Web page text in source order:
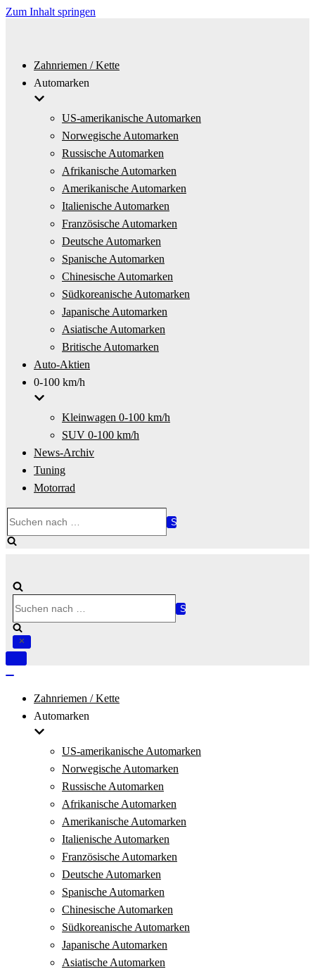
Zum Inhalt springen
Zahnriemen / Kette
Automarken
US-amerikanische Automarken
Norwegische Automarken
Russische Automarken
Afrikanische Automarken
Amerikanische Automarken
Italienische Automarken
Französische Automarken
Deutsche Automarken
Spanische Automarken
Chinesische Automarken
Südkoreanische Automarken
Japanische Automarken
Asiatische Automarken
Britische Automarken
Auto-Aktien
0-100 km/h
Kleinwagen 0-100 km/h
SUV 0-100 km/h
News-Archiv
Tuning
Motorrad
nach …
nach …
Navigation
Zahnriemen / Kette
Automarken
US-amerikanische Automarken
Norwegische Automarken
Russische Automarken
Afrikanische Automarken
Amerikanische Automarken
Italienische Automarken
Französische Automarken
Deutsche Automarken
Spanische Automarken
Chinesische Automarken
Südkoreanische Automarken
Japanische Automarken
Asiatische Automarken